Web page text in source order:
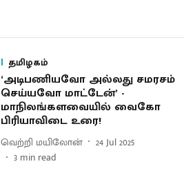
தமிழகம்
‘அடிபணியவோ அல்லது சமரசம்
செய்யவோ மாட்டேன்’ -
மாநிலங்களவையில் வைகோ
பிரியாவிடை உரை!
வெற்றி மயிலோன்
24 Jul 2025
3 min read